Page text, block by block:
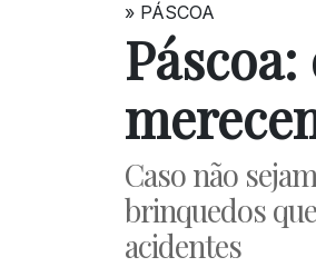
» PÁSCOA
Caso não
brinquedos
acidentes